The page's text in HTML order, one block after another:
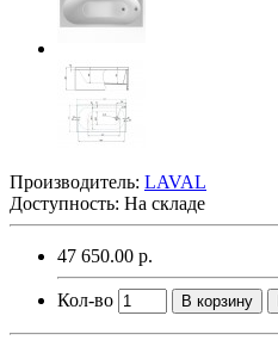
Производитель: LAVAL
Доступность: На складе
47 650.00 р.
Кол-во В корзину